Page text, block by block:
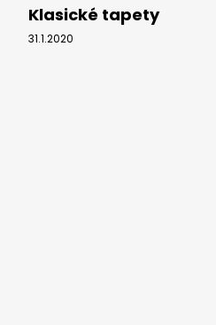
Klasické tapety
31.1.2020